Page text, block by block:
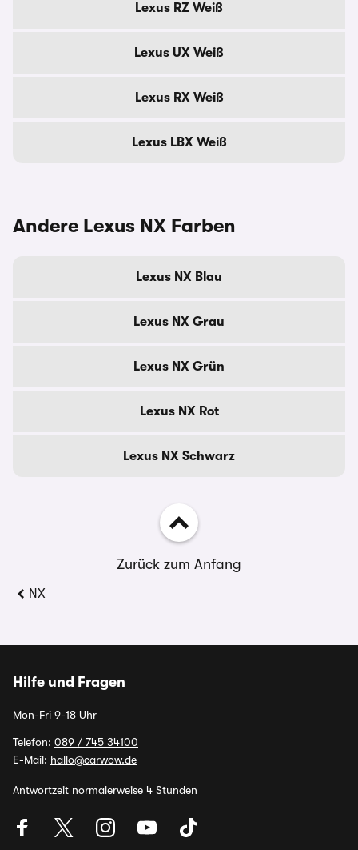
Lexus RZ Weiß
Lexus UX Weiß
Lexus RX Weiß
Lexus LBX Weiß
Andere Lexus NX Farben
Lexus NX Blau
Lexus NX Grau
Lexus NX Grün
Lexus NX Rot
Lexus NX Schwarz
Zurück zum Anfang
NX
Hilfe und Fragen
Mon-Fri 9-18 Uhr
Telefon: 089 / 745 34100
E-Mail: hallo@carwow.de
Antwortzeit normalerweise 4 Stunden